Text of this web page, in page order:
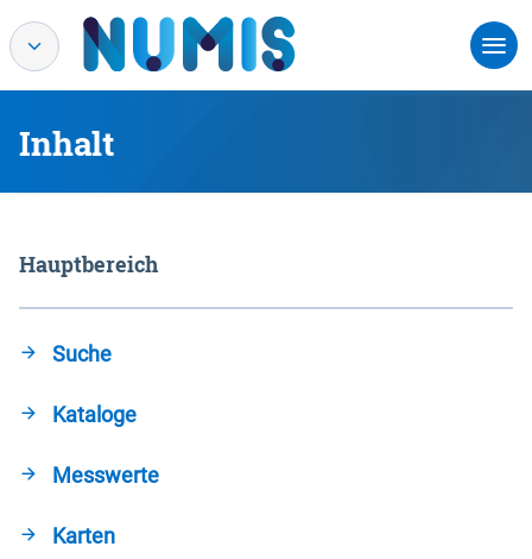
Inhalt
Hauptbereich
Suche
Kataloge
Messwerte
Karten